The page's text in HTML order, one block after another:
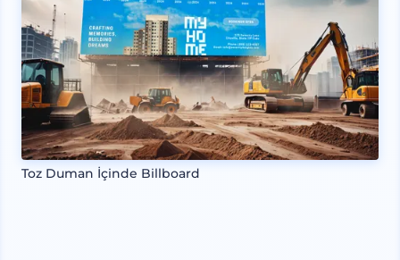
Toz Duman İçinde Billboard